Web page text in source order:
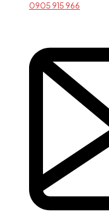
0905 915 966